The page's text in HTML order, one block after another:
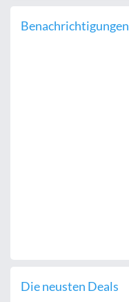
Benachrichtigungen
Die neusten Deals